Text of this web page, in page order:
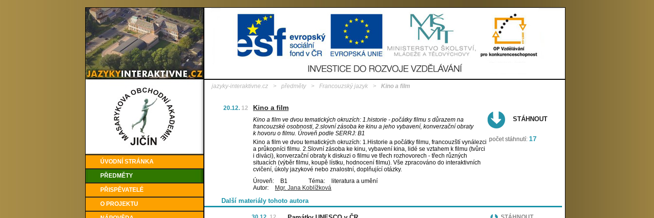
ÚVODNÍ STRÁNKA
PŘEDMĚTY
PŘISPĚVATELÉ
O PROJEKTU
jazyky-interaktivne.cz > předměty > Francouzský jazyk > Kino a film
20.12. 12 Kino a film
Kino a film ve dvou tematických okruzích: 1.historie - počátky filmu s důrazem na
francouzské osobnosti, 2.slovní zásoba ke kinu a jeho vybavení, konverzační obraty
k hovoru o filmu. Úroveň podle SERRJ: B1
Kino a film ve dvou tematických okruzích: 1.Historie a počátky filmu, francouzští vynálezci
a průkopníci filmu. 2.Slovní zásoba ke kinu, vybavení kina, lidé se vztahem k filmu (tvůrci
i diváci), konverzační obraty k diskuzi o filmu ve třech rozhovorech - třech různých
situacích (výběr filmu, koupě lístku, hodnocení filmu). Vše zpracováno do interaktivních
cvičení, úkoly jazykové nebo znalostní, doplňující otázky.
Úroveň:
B1 Téma:
literatura a umění
Autor:
Mgr. Jana Koblížková
STÁHNOUT
počet stáhnutí: 17
Další materiály tohoto autora